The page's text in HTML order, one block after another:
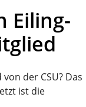
Eiling-
der CSU? Das
ist die